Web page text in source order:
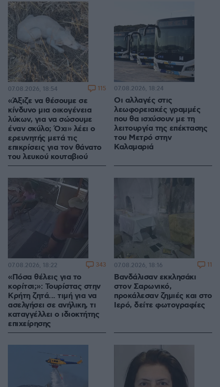
«Άξιζε να θέσουμε σε
κίνδυνο μια οικογένεια
λύκων, για να σώσουμε
έναν σκύλο; Όχι» λέει ο
ερευνητής μετά τις
επικρίσεις για τον θάνατο
του λευκού κουταβιού
07.08.2026, 18:54 115
Οι αλλαγές στις
λεωφορειακές γραμμές
που θα ισχύσουν με τη
λειτουργία της επέκτασης
του Μετρό στην
Καλαμαριά
07.08.2026, 18:24
«Πόσα θέλεις για το
κορίτσι;»: Τουρίστας στην
Κρήτη ζητά... τιμή για να
ασελγήσει σε ανήλικη, τι
καταγγέλλει ο ιδιοκτήτης
επιχείρησης
07.08.2026, 18:22 343
Βανδάλισαν εκκλησάκι
στον Σαρωνικό,
προκάλεσαν ζημιές και στο
Ιερό, δείτε φωτογραφίες
07.08.2026, 18:16 11